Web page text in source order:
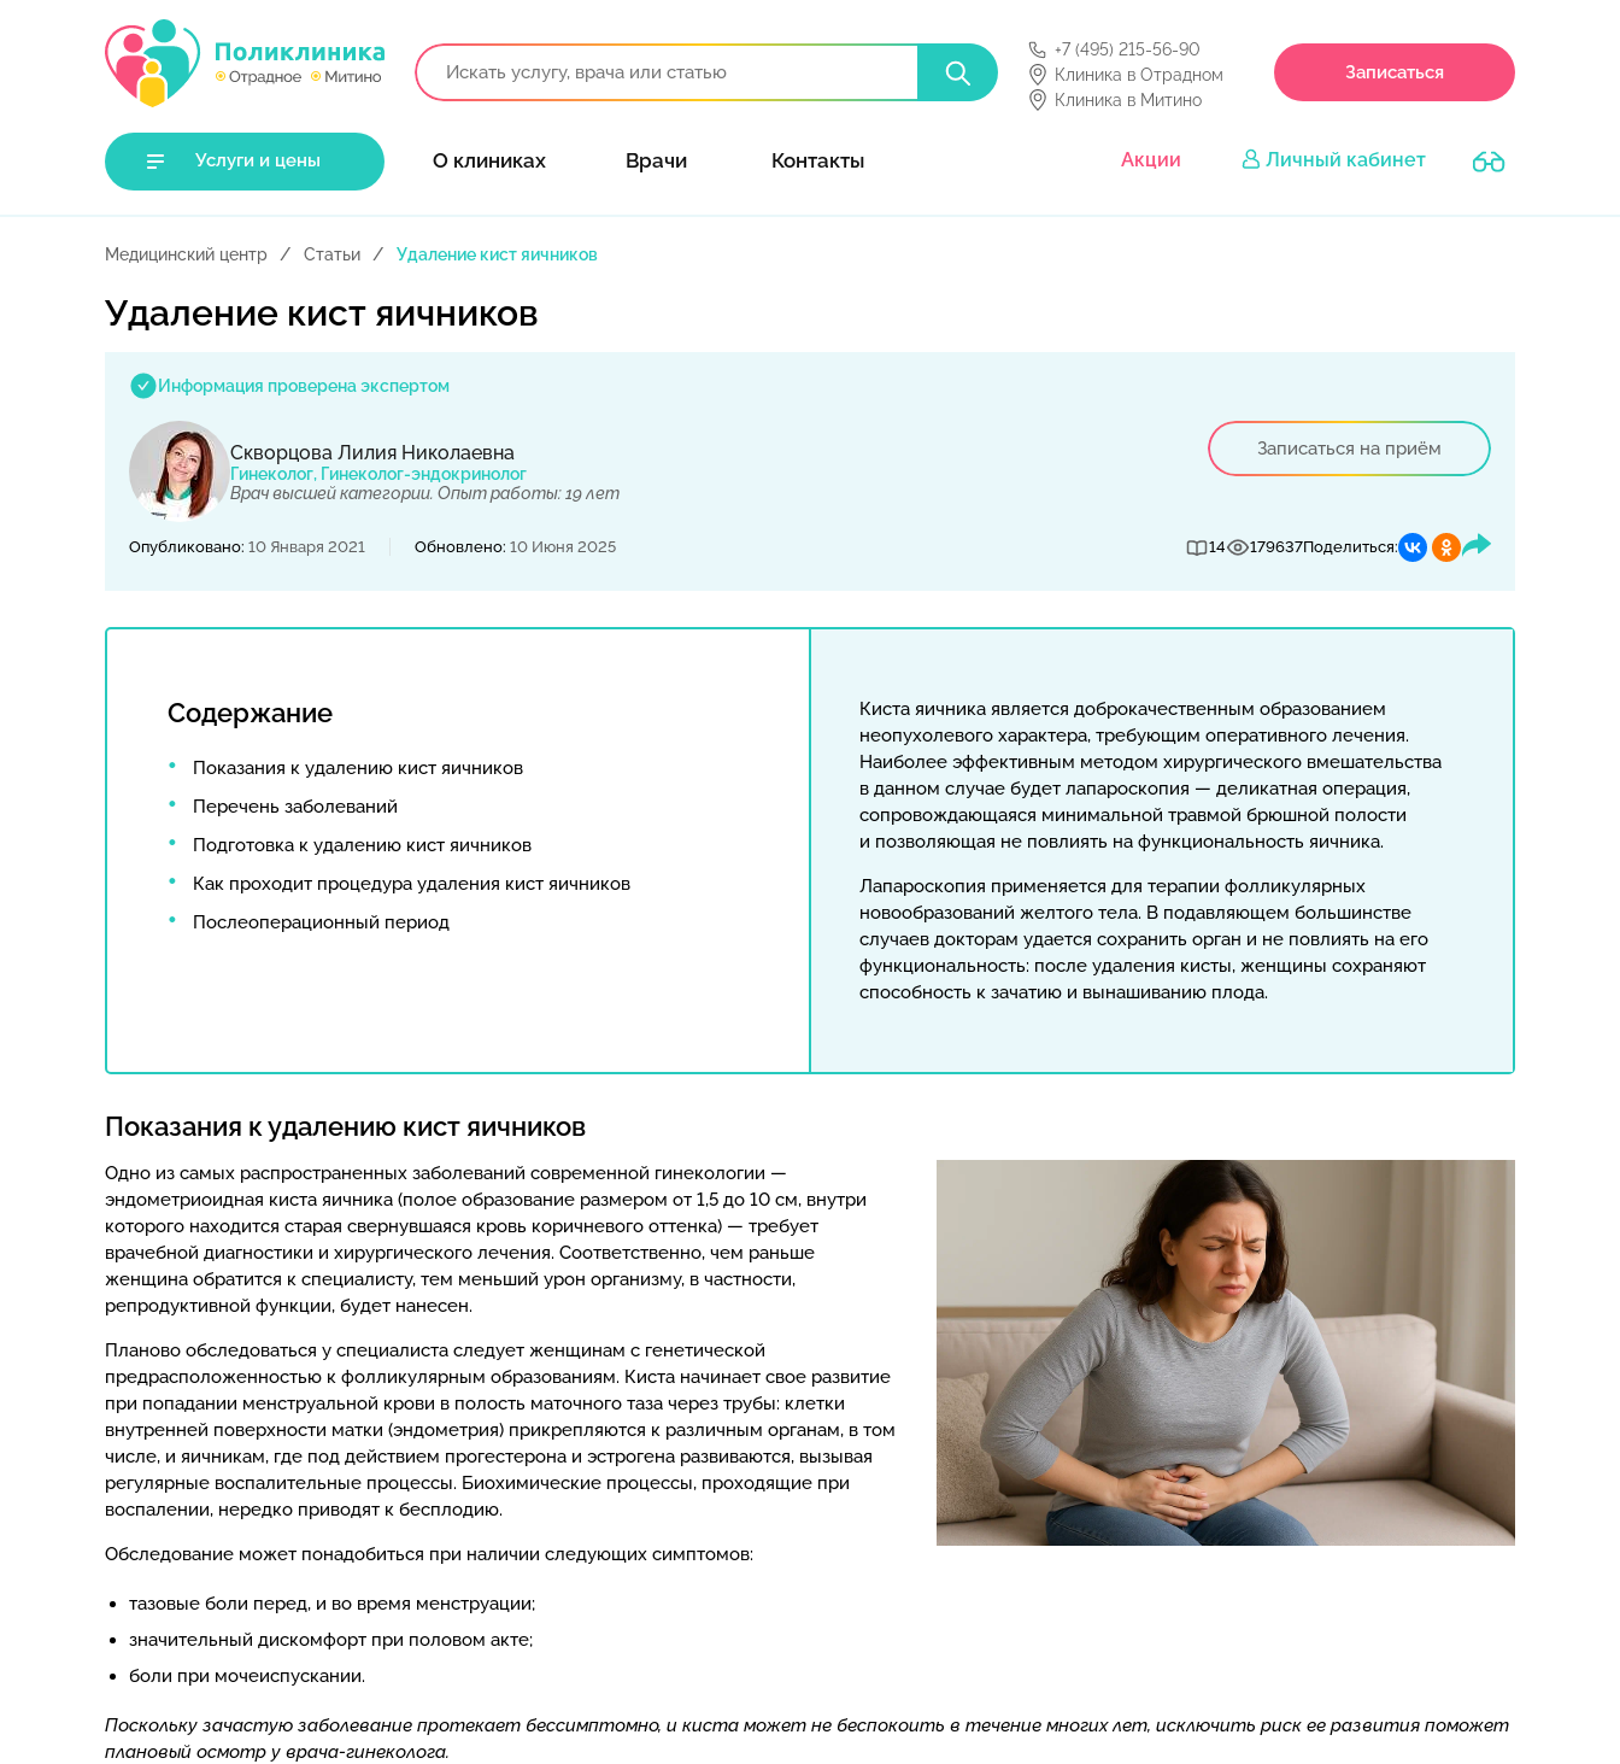
+7 (495) 215-56-90
Клиника в Отрадном
Клиника в Митино
Записаться
Услуги и цены О клиниках Врачи Контакты Акции Личный кабинет
Медицинский центр Статьи Удаление кист яичников
Удаление кист яичников
Информация проверена экспертом
Скворцова Лилия Николаевна
Гинеколог, Гинеколог-эндокринолог
Врач высшей категории. Опыт работы: 19 лет
Записаться на приём
Опубликовано: 10 Января 2021 Обновлено: 10 Июня 2025 14 179637Поделиться:
Содержание
Показания к удалению кист яичников
Перечень заболеваний
Подготовка к удалению кист яичников
Как проходит процедура удаления кист яичников
Послеоперационный период
Киста яичника является доброкачественным образованием
неопухолевого характера, требующим оперативного лечения.
Наиболее эффективным методом хирургического вмешательства
в данном случае будет лапароскопия — деликатная операция,
сопровождающаяся минимальной травмой брюшной полости
и позволяющая не повлиять на функциональность яичника.
Лапароскопия применяется для терапии фолликулярных
новообразований желтого тела. В подавляющем большинстве
случаев докторам удается сохранить орган и не повлиять на его
функциональность: после удаления кисты, женщины сохраняют
способность к зачатию и вынашиванию плода.
Показания к удалению кист яичников
Одно из самых распространенных заболеваний современной гинекологии —
эндометриоидная киста яичника (полое образование размером от 1,5 до 10 см, внутри
которого находится старая свернувшаяся кровь коричневого оттенка) — требует
врачебной диагностики и хирургического лечения. Соответственно, чем раньше
женщина обратится к специалисту, тем меньший урон организму, в частности,
репродуктивной функции, будет нанесен.
Планово обследоваться у специалиста следует женщинам с генетической
предрасположенностью к фолликулярным образованиям. Киста начинает свое развитие
при попадании менструальной крови в полость маточного таза через трубы: клетки
внутренней поверхности матки (эндометрия) прикрепляются к различным органам, в том
числе, и яичникам, где под действием прогестерона и эстрогена развиваются, вызывая
регулярные воспалительные процессы. Биохимические процессы, проходящие при
воспалении, нередко приводят к бесплодию.
Обследование может понадобиться при наличии следующих симптомов:
тазовые боли перед, и во время менструации;
значительный дискомфорт при половом акте;
боли при мочеиспускании.
Поскольку зачастую заболевание протекает бессимптомно, и киста может не беспокоить в течение многих лет, исключить риск ее развития поможет
плановый осмотр у врача-гинеколога.